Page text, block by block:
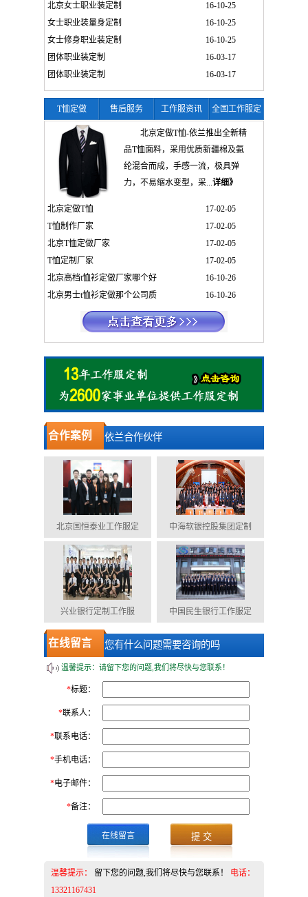
北京女士职业装定制
16-10-25
女士职业装量身定制
16-10-25
女士修身职业装定制
16-10-25
团体职业装定制
16-03-17
团体职业装定制
16-03-17
T恤定做 售后服务 工作服资讯 全国工作服定
制
北京定做T恤-依兰推出全新精
品T恤面料，采用优质新疆棉及氨
纶混合而成，手感一流，极具弹
力，不易缩水变型，采...详细》
北京定做T恤
17-02-05
T恤制作厂家
17-02-05
北京T恤定做厂家
17-02-05
T恤定制厂家
17-02-05
北京高档t恤衫定做厂家哪个好
16-10-26
北京男士t恤衫定做那个公司质
16-10-26
合作案例 依兰合作伙伴
北京国恒泰业工作服定 中海软银控股集团定制
兴业银行定制工作服 中国民生银行工作服定
在线留言 您有什么问题需要咨询的吗
温馨提示：请留下您的问题,我们将尽快与您联系！
*标题：
*联系人：
*联系电话：
*手机电话：
*电子邮件：
*备注：
在线留言
温馨提示： 留下您的问题,我们将尽快与您联系！
电话：
13321167431